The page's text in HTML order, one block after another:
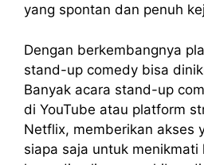
yang spontan dan penuh
Dengan berkembangnya
stand-up comedy bisa
Banyak acara stand-up
di YouTube atau platform
Netflix, memberikan akses
siapa saja untuk